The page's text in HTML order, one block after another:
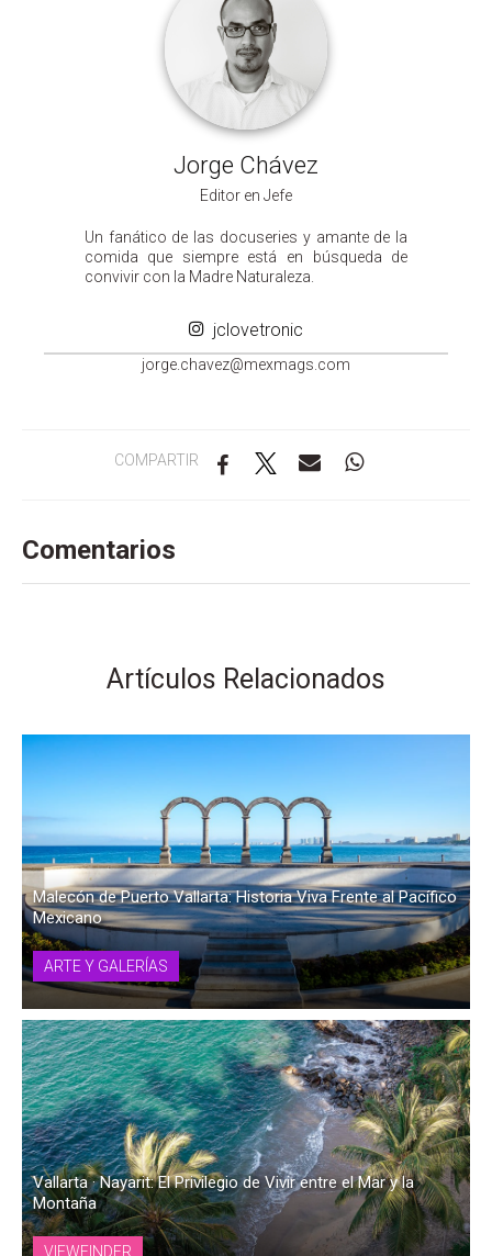
Jorge Chávez
Editor en Jefe
Un fanático de las docuseries y amante de la
comida que siempre está en búsqueda de
convivir con la Madre Naturaleza.
jclovetronic
moc.s
gamxe
m@zev
ahc.e
groj
COMPARTIR
Comentarios
Artículos Relacionados
Malecón de Puerto Vallarta: Historia Viva Frente al Pacífico
Mexicano
ARTE Y GALERÍAS
Vallarta · Nayarit: El Privilegio de Vivir entre el Mar y la
Montaña
VIEWFINDER